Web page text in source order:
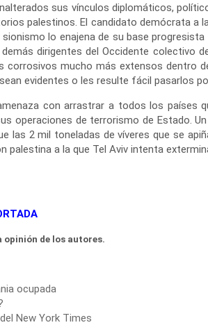
sus vínculos diplomáticos,
palestinos. El candidato demócrata a
lo enajena de su base
dirigentes del Occidente colectivo
corrosivos mucho más extensos dentro
evidentes o les resulte fácil pasarlos
con arrastrar a todos los países
operaciones de terrorismo de Estado.
las 2 mil toneladas de víveres que se
palestina a la que Tel Aviv intenta
de los autores.
ocupada
New York Times